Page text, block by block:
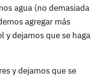
agua (no demasiada
agregar más
y dejamos que se haga
y dejamos que se